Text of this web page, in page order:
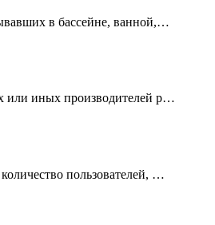
в бассейне, ванной,…
или иных производителей р…
пользователей, …